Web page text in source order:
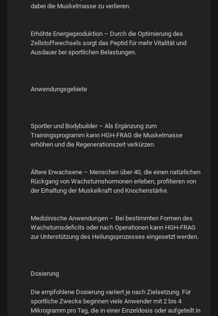
dabei die Muskelmasse zu verlieren.
Erhöhte Energieproduktion – Durch die Optimierung des
Zellstoffwechsels sorgt das Peptid für mehr Vitalität und
Ausdauer bei sportlichen Belastungen.
Anwendungsgebiete
Sportler und Bodybuilder – Als Ergänzung zum
Trainingsprogramm kann HGH-FRAG die Muskelmasse
erhöhen und die Regenerationszeit verkürzen.
Ältere Erwachsene – Menschen über 40, die einen natürlichen
Rückgang von Wachstumshormonen erleben, profitieren von
der Erhaltung der Muskelkraft und Knochenstärke.
Medizinische Anwendungen – Bei bestimmten Formen des
Wachstumsdeficits oder nach Operationen kann HGH-FRAG
zur Unterstützung des Heilungsprozesses eingesetzt werden.
Dosierung
Die empfohlene Dosierung variiert je nach Zielsetzung. Für
sportliche Zwecke beginnen viele Anwender mit 2 bis 4
Mikrogramm pro Tag, die in einer Einzeldosis oder aufgeteilt in